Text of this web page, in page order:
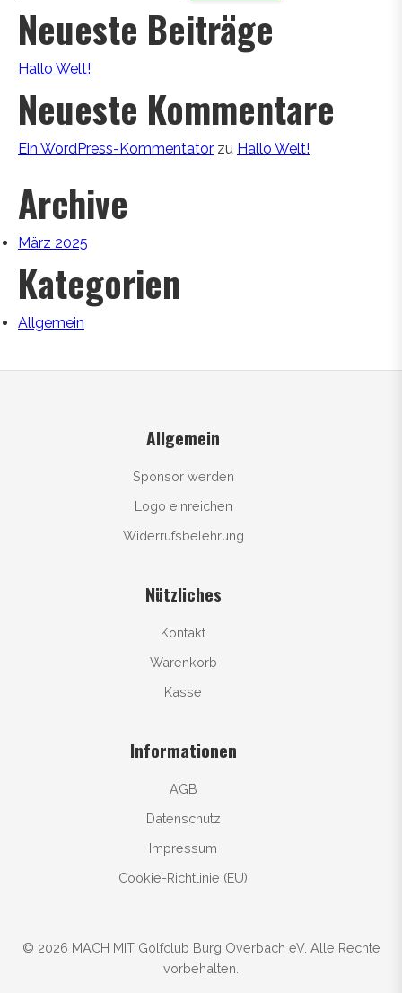
Neueste Beiträge
Hallo Welt!
Neueste Kommentare
Ein WordPress-Kommentator zu Hallo Welt!
Archive
März 2025
Kategorien
Allgemein
Allgemein
Sponsor werden
Logo einreichen
Widerrufsbelehrung
Nützliches
Kontakt
Warenkorb
Kasse
Informationen
AGB
Datenschutz
Impressum
Cookie-Richtlinie (EU)
© 2026 MACH MIT Golfclub Burg Overbach eV. Alle Rechte
vorbehalten.